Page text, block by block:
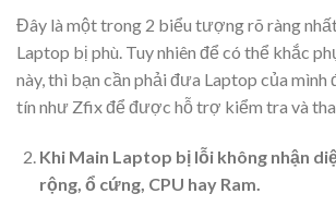
Đây là một trong 2 biểu tượng rõ ràng
Laptop bị phù. Tuy nhiên để có thể khắc
này, thì bạn cần phải đưa Laptop của mình
tín như Zfix để được hỗ trợ kiểm tra và
Khi Main Laptop bị lỗi không nhận
rộng, ổ cứng, CPU hay Ram.